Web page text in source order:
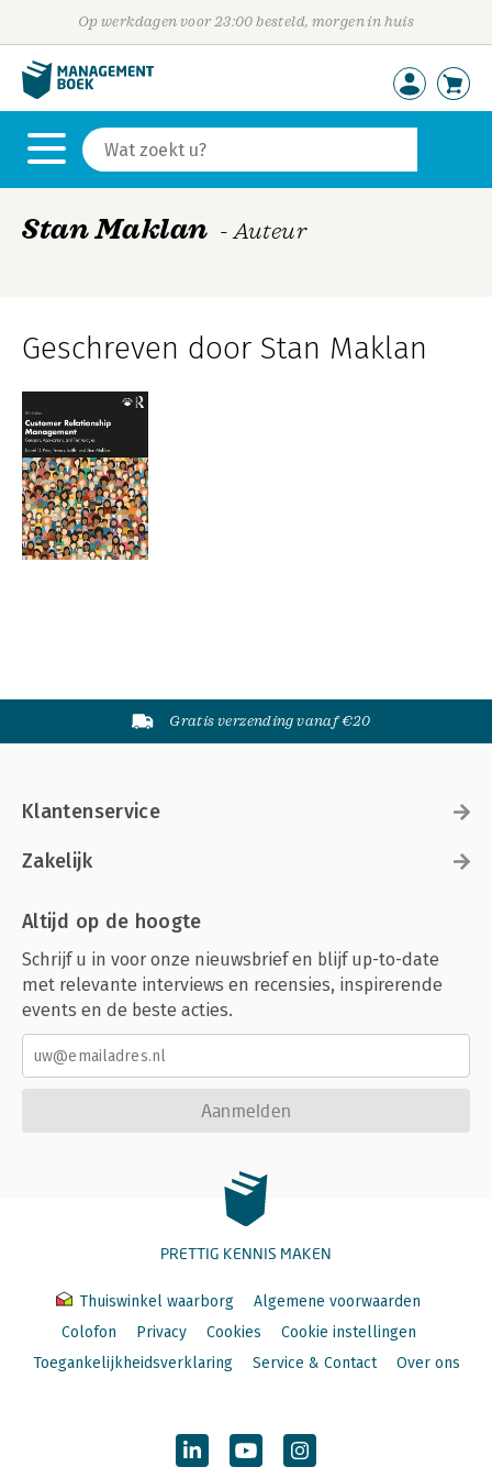
Op werkdagen voor 23:00 besteld, morgen in huis
Stan Maklan - Auteur
Geschreven door Stan Maklan
Gratis verzending vanaf €20
Klantenservice
Zakelijk
Altijd op de hoogte
Schrijf u in voor onze nieuwsbrief en blijf up-to-date
met relevante interviews en recensies, inspirerende
events en de beste acties.
Aanmelden
PRETTIG KENNIS MAKEN
Thuiswinkel waarborg
Algemene voorwaarden
Colofon
Privacy Cookies
Cookie instellingen
Toegankelijkheidsverklaring
Service & Contact Over ons